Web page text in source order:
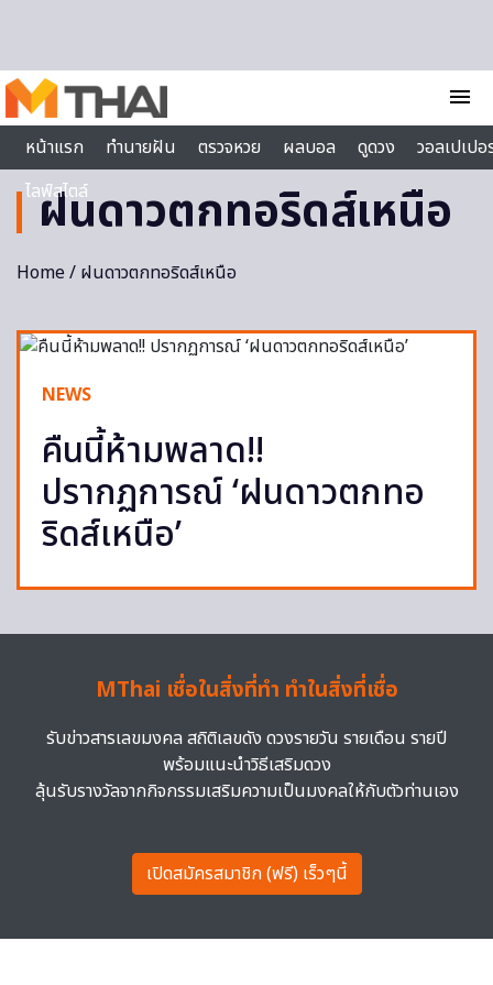
menu
หน้าแรก
ทำนายฝัน ตรวจหวย ผลบอล ดูดวง
วอลเปเป
ไลฟ์สไตล์
ฝนดาวตกทอริดส์เหนือ
Home/ ฝนดาวตกทอริดส์เหนือ
NEWS
คืนนี้ห้ามพลาด!!
ปรากฏการณ์ ‘ฝนดาวตกทอ
ริดส์เหนือ’
MThai เชื่อในสิ่งที่ทำ ทำในสิ่งที่เชื่อ
รับข่าวสารเลขมงคล สถิติเลขดัง ดวงรายวัน รายเดือน รายปี
พร้อมแนะนำวิธีเสริมดวง
ลุ้นรับรางวัลจากกิจกรรมเสริมความเป็นมงคลให้กับตัวท่านเอง
เปิดสมัครสมาชิก (ฟรี) เร็วๆนี้